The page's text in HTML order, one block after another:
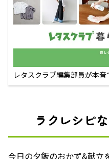
レタスクラブ編集部員が本
ラクレシピ
今日の夕飯のおかず&献立